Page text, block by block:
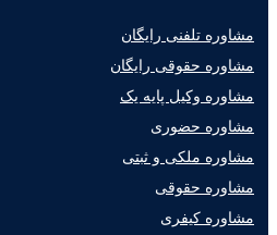
مشاوره تلفنی رایگان
مشاوره حقوقی رایگان
مشاوره وکیل پایه یک
مشاوره حضوری
مشاوره ملکی و ثبتی
مشاوره حقوقی
مشاوره کیفری